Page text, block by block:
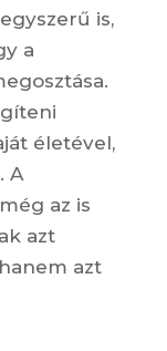
is,
a
életével,
A
az is
azt
azt